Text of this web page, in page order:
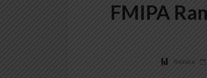
FMIPA
Redaksi